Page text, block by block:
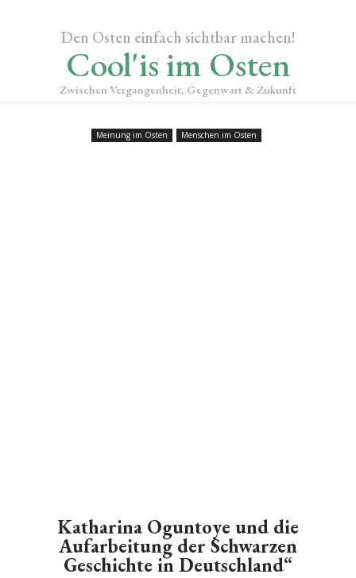
Den Osten einfach sichtbar machen!
Cool'is im Osten
Zwischen Vergangenheit, Gegenwart & Zukunft
Meinung im Osten Menschen im Osten
Katharina Oguntoye und die
Aufarbeitung der Schwarzen
Geschichte in Deutschland“